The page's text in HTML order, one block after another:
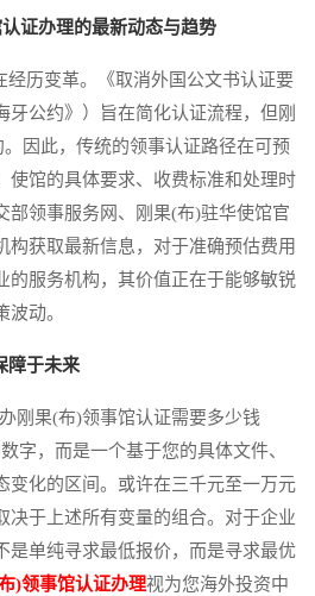
证办理的最新动态与趋势
历变革。《取消外国公文书认证要
牙公约》）旨在简化认证流程，但刚
因此，传统的领事认证路径在可预
使馆的具体要求、收费标准和处理时
部领事服务网、刚果(布)驻华使馆官
构获取最新信息，对于准确预估费用
的服务机构，其价值正在于能够敏锐
动。
障于未来
果(布)领事馆认证需要多少钱
字，而是一个基于您的具体文件、
变化的区间。或许在三千元至一万元
决于上述所有变量的组合。对于企业
是单纯寻求最低报价，而是寻求最优
)领事馆认证办理视为您海外投资中